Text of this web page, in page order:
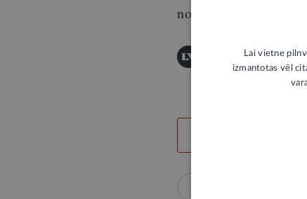
noturības u. c.
Šī informācija ir
Publicēšanas
Lai vietne
izmantotas vēl